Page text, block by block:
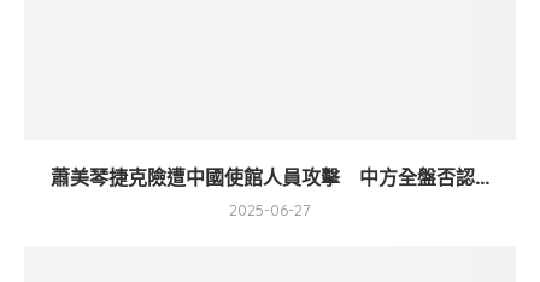
蕭美琴捷克險遭中國使館人員攻擊 中方全盤否認...
2025-06-27